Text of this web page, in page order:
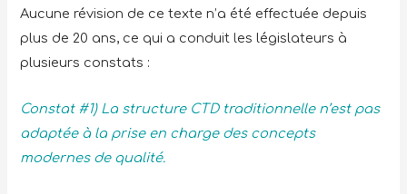
Aucune révision de ce texte n’a été effectuée depuis
plus de 20 ans, ce qui a conduit les législateurs à
plusieurs constats :
Constat #1) La structure CTD traditionnelle n’est pas
adaptée à la prise en charge des concepts
modernes de qualité.